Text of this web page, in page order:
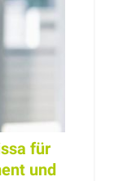
für
und